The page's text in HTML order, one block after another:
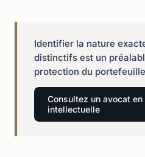
Identifier la nature
distinctifs est un
protection du
Consultez un avocat
intellectuelle